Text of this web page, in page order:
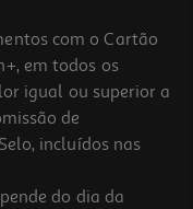
com o Cartão
em todos os
igual ou superior a
de
incluídos nas
do dia da